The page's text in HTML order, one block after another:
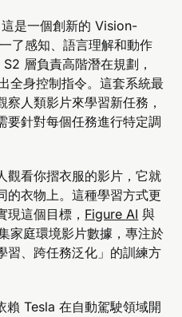
這是一個創新的 Vision-
了感知、語言理解和動作
層負責高階潛在規劃，
全身控制指令。這套系統最
人類影片來學習新任務，
針對每個任務進行特定調
觀看你摺衣服的影片，它就
的衣物上。這種學習方式更
這個目標， Figure AI 與
家庭環境影片數據，專注於
習、跨任務泛化」的訓練方
Tesla 在自動駕駛領域開